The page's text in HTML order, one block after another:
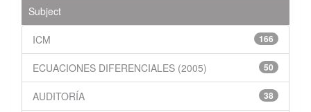
Subject
166
ICM
50
ECUACIONES DIFERENCIALES (2005)
38
AUDITORÍA